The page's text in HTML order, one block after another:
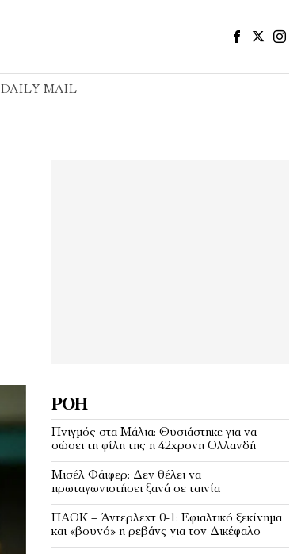
DAILY MAIL
ΡΟΉ
Πνιγμός στα Μάλια: Θυσιάστηκε για να
σώσει τη φίλη της η 42χρονη Ολλανδή
Μισέλ Φάιφερ: Δεν θέλει να
πρωταγωνιστήσει ξανά σε ταινία
ΠΑΟΚ – Άντερλεχτ 0-1: Εφιαλτικό ξεκίνημα
και «βουνό» η ρεβάνς για τον Δικέφαλο